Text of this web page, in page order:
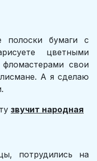
бумаги с
цветными
свои
А я сделаю
звучит народная
потрудились на